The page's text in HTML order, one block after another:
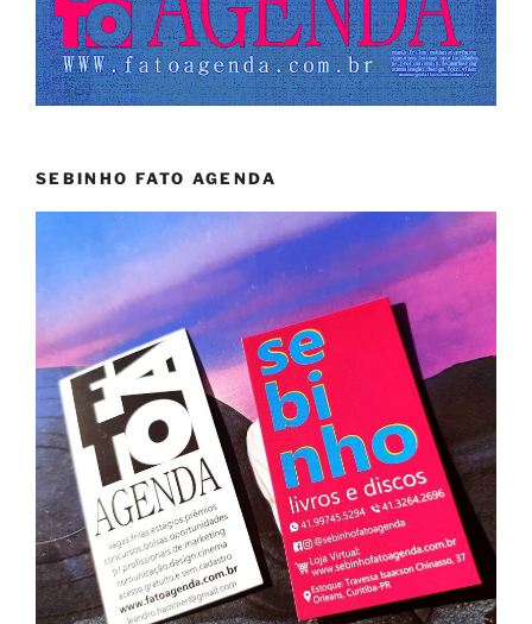
SEBINHO FATO AGENDA